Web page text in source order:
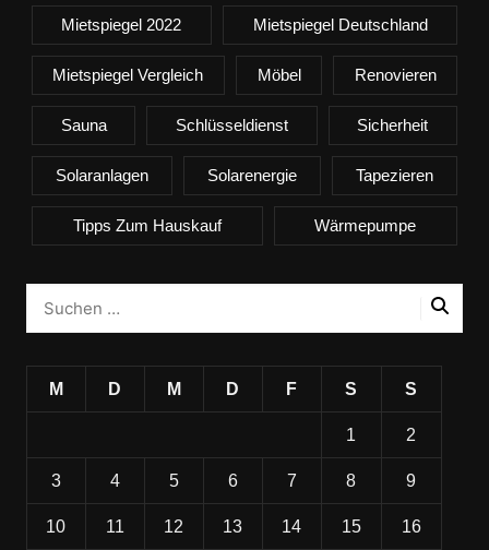
Mietspiegel 2022 Mietspiegel Deutschland
Mietspiegel Vergleich Möbel Renovieren
Sauna Schlüsseldienst Sicherheit
Solaranlagen Solarenergie Tapezieren
Tipps Zum Hauskauf Wärmepumpe
M D M D F S S
1 2
3 4 5 6 7 8 9
10 11 12 13 14 15 16